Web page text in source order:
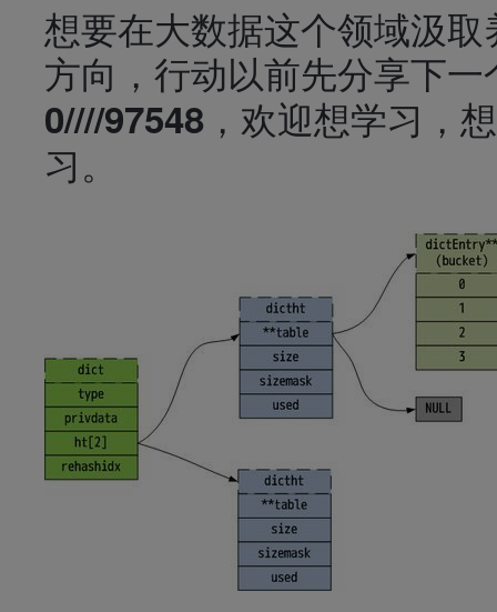
想要在大数据这个领域汲
方向，行动以前先分享下一
0////97548 ，欢迎想学习，
习。